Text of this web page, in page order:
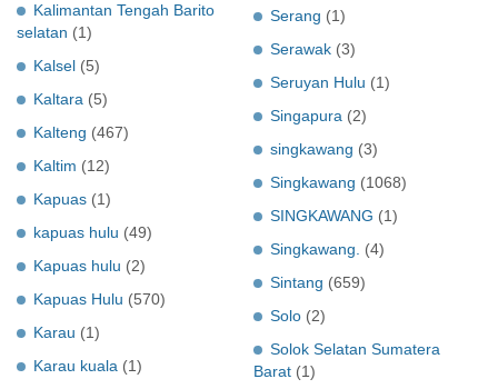
Kalimantan Tengah Barito
selatan (1)
Kalsel (5)
Kaltara (5)
Kalteng (467)
Kaltim (12)
Kapuas (1)
kapuas hulu (49)
Kapuas hulu (2)
Kapuas Hulu (570)
Karau (1)
Karau kuala (1)
Serang (1)
Serawak (3)
Seruyan Hulu (1)
Singapura (2)
singkawang (3)
Singkawang (1068)
SINGKAWANG (1)
Singkawang.
(4)
Sintang (659)
Solo (2)
Solok Selatan Sumatera
Barat (1)